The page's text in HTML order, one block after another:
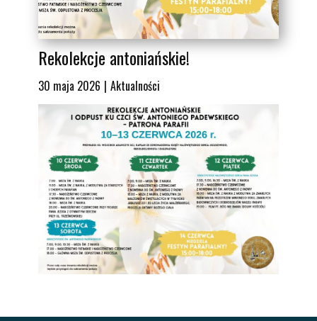
Rekolekcje antoniańskie!
30 maja 2026 Aktualności